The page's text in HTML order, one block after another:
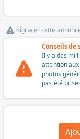
Signaler cette
Conseils de
Il y a des
attention
photos
pas été